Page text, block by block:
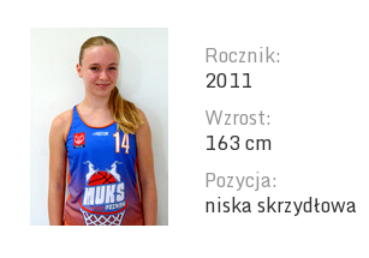
Rocznik:
2011
Wzrost:
163 cm
Pozycja:
niska skrzydłowa